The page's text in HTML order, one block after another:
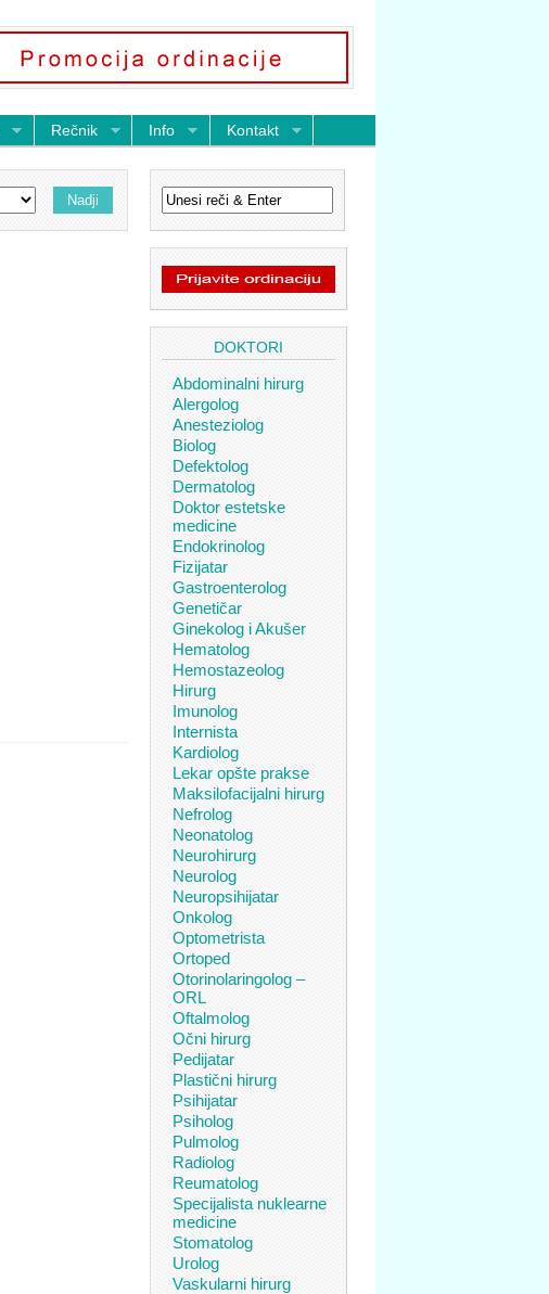
Rečnik Info Kontakt
DOKTORI
Abdominalni hirurg
Alergolog
Anesteziolog
Biolog
Defektolog
Dermatolog
Doktor estetske
medicine
Endokrinolog
Fizijatar
Gastroenterolog
Genetičar
Ginekolog i Akušer
Hematolog
Hemostazeolog
Hirurg
Imunolog
Internista
Kardiolog
Lekar opšte prakse
Maksilofacijalni hirurg
Nefrolog
Neonatolog
Neurohirurg
Neurolog
Neuropsihijatar
Onkolog
Optometrista
Ortoped
Otorinolaringolog –
ORL
Oftalmolog
Očni hirurg
Pedijatar
Plastični hirurg
Psihijatar
Psiholog
Pulmolog
Radiolog
Reumatolog
Specijalista nuklearne
medicine
Stomatolog
Urolog
Vaskularni hirurg